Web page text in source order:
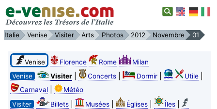
Italie Venise Visiter Arts Photos 2012 Novembre 01
Venise Florence Rome
Milan
Venise
Visiter| Concerts| Dormir| Utile|
Carnaval|
Météo
Visiter
Billets| Musées| Églises| Îles|